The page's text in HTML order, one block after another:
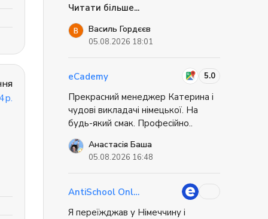
Сподобався викладач, який все по
поставити запитання якщо щось
не зрозумів чи можливо щось
доступній формі це пояснить. Все
сподобалось не має взагалі ніяких
непорощумінь, поати і вивчай
еімецьку мову. Дякую вам!
Читати більше...
Василь Гордєєв
05.08.2026 18:01
eCademy 5.0
Прекрасний менеджер Катерина і
чудові викладачі німецької. На
будь-який смак. Професійно..
Анастасія Баша
05.08.2026 16:48
AntiSchool Online
Я переїжджав у Німеччину і